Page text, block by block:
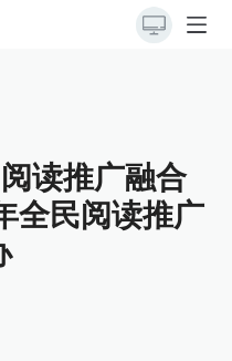
读推广融合
全民阅读推广